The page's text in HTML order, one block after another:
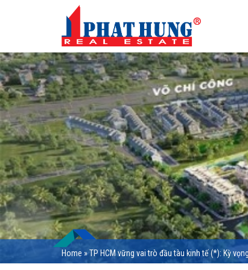
Home »TP HCM vững vai trò đầu tàu kinh tế (*): Kỳ